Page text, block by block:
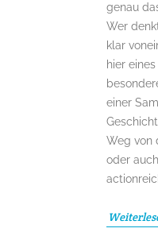
genau
Wer
klar
hier
einer
Weg von
oder